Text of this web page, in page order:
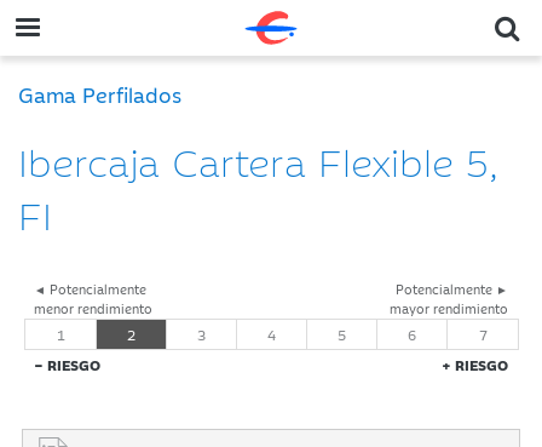
Gama Perfilados
Ibercaja Cartera Flexible 5,
FI
◄ Potencialmente
menor rendimiento
Potencialmente ►
mayor rendimiento
− RIESGO + RIESGO
1 2 3 4 5 6 7